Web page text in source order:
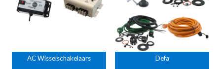
AC Wisselschakelaars Defa